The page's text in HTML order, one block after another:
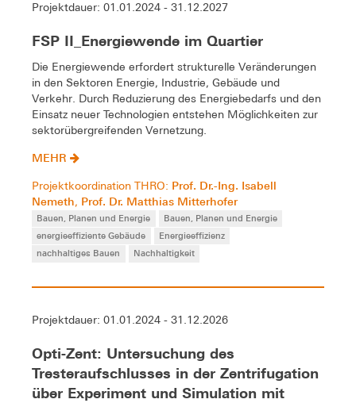
Projektdauer: 01.01.2024 - 31.12.2027
FSP II_Energiewende im Quartier
Die Energiewende erfordert strukturelle Veränderungen
in den Sektoren Energie, Industrie, Gebäude und
Verkehr. Durch Reduzierung des Energiebedarfs und den
Einsatz neuer Technologien entstehen Möglichkeiten zur
sektorübergreifenden Vernetzung.
MEHR
Projektkoordination THRO: Prof. Dr.-Ing. Isabell
Nemeth, Prof. Dr. Matthias Mitterhofer
Bauen, Planen und Energie
Bauen, Planen und Energie
energieeffiziente Gebäude
Energieeffizienz
nachhaltiges Bauen
Nachhaltigkeit
Projektdauer: 01.01.2024 - 31.12.2026
Opti-Zent: Untersuchung des
Tresteraufschlusses in der Zentrifugation
über Experiment und Simulation mit